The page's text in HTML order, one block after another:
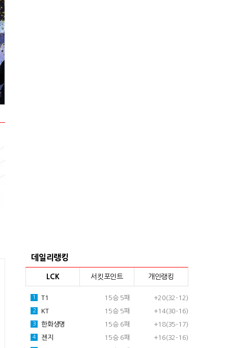
데일리랭킹
LCK 서킷포인트 개인랭킹
1 T1 15승 5패 +20(32-12)
2 KT 15승 5패 +14(30-16)
3 한화생명 15승 6패 +18(35-17)
4 젠지 15승 6패 +16(32-16)